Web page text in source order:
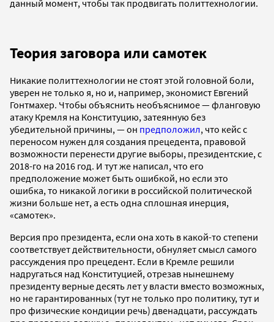
данный момент, чтобы так продвигать политтехнологии.
Теория заговора или самотек
Никакие политтехнологии не стоят этой головной боли,
уверен не только я, но и, например, экономист Евгений
Гонтмахер. Чтобы объяснить необъяснимое — фланговую
атаку Кремля на Конституцию, затеянную без
убедительной причины, — он предположил, что кейс с
переносом нужен для создания прецедента, правовой
возможности перенести другие выборы, президентские, с
2018-го на 2016 год. И тут же написал, что его
предположение может быть ошибкой, но если это
ошибка, то никакой логики в российской политической
жизни больше нет, а есть одна сплошная инерция,
«самотек».
Версия про президента, если она хоть в какой-то степени
соответствует действительности, обнуляет смысл самого
рассуждения про прецедент. Если в Кремле решили
надругаться над Конституцией, отрезав нынешнему
президенту верные десять лет у власти вместо возможных,
но не гарантированных (тут не только про политику, тут и
про физические кондиции речь) двенадцати, рассуждать